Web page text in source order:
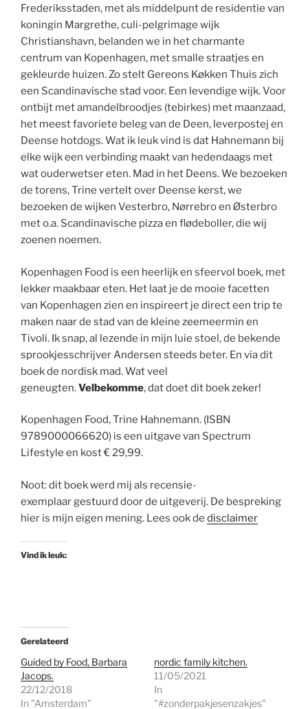
Frederiksstaden, met als middelpunt de residentie van
koningin Margrethe, culi-pelgrimage wijk
Christianshavn, belanden we in het charmante
centrum van Kopenhagen, met smalle straatjes en
gekleurde huizen. Zo stelt Gereons Køkken Thuis zich
een Scandinavische stad voor. Een levendige wijk. Voor
ontbijt met amandelbroodjes (tebirkes) met maanzaad,
het meest favoriete beleg van de Deen, leverpostej en
Deense hotdogs. Wat ik leuk vind is dat Hahnemann bij
elke wijk een verbinding maakt van hedendaags met
wat ouderwetser eten. Mad in het Deens. We bezoeken
de torens, Trine vertelt over Deense kerst, we
bezoeken de wijken Vesterbro, Nørrebro en Østerbro
met o.a. Scandinavische pizza en flødeboller, die wij
zoenen noemen.
Kopenhagen Food is een heerlijk en sfeervol boek, met
lekker maakbaar eten. Het laat je de mooie facetten
van Kopenhagen zien en inspireert je direct een trip te
maken naar de stad van de kleine zeemeermin en
Tivoli. Ik snap, al lezende in mijn luie stoel, de bekende
sprookjesschrijver Andersen steeds beter. En via dit
boek de nordisk mad. Wat veel
geneugten.Velbekomme, dat doet dit boek zeker!
Kopenhagen Food, Trine Hahnemann. (ISBN
9789000066620) is een uitgave van Spectrum
Lifestyle en kost € 29,99.
Noot: dit boek werd mij als recensie-
exemplaar gestuurd door de uitgeverij. De bespreking
hier is mijn eigen mening. Lees ook de disclaimer
Vind ik leuk:
Gerelateerd
Guided by Food, Barbara
Jacops.
22/12/2018
In "Amsterdam"
nordic family kitchen.
11/05/2021
In
"#zonderpakjesenzakjes"